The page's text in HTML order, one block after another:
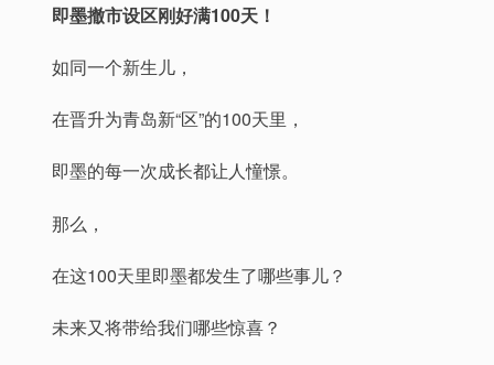
即墨撤市设区刚好满100天！
如同一个新生儿，
在晋升为青岛新“区”的100天里，
即墨的每一次成长都让人憧憬。
那么，
在这100天里即墨都发生了哪些事儿？
未来又将带给我们哪些惊喜？